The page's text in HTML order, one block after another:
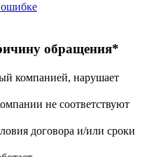
обращения*
компанией, нарушает
не соответствуют
договора и/или сроки